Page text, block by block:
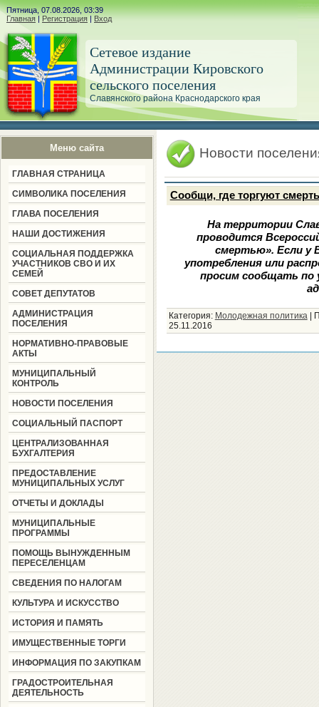
Пятница, 07.08.2026, 03:39
Главная | Регистрация | Вход
Сетевое издание
Администрации Кировского
сельского поселения
Славянского района Краснодарского края
Меню сайта
ГЛАВНАЯ СТРАНИЦА
СИМВОЛИКА ПОСЕЛЕНИЯ
ГЛАВА ПОСЕЛЕНИЯ
НАШИ ДОСТИЖЕНИЯ
СОЦИАЛЬНАЯ ПОДДЕРЖКА
УЧАСТНИКОВ СВО И ИХ
СЕМЕЙ
СОВЕТ ДЕПУТАТОВ
АДМИНИСТРАЦИЯ
ПОСЕЛЕНИЯ
НОРМАТИВНО-ПРАВОВЫЕ
АКТЫ
МУНИЦИПАЛЬНЫЙ
КОНТРОЛЬ
НОВОСТИ ПОСЕЛЕНИЯ
СОЦИАЛЬНЫЙ ПАСПОРТ
ЦЕНТРАЛИЗОВАННАЯ
БУХГАЛТЕРИЯ
ПРЕДОСТАВЛЕНИЕ
МУНИЦИПАЛЬНЫХ УСЛУГ
ОТЧЕТЫ И ДОКЛАДЫ
МУНИЦИПАЛЬНЫЕ
ПРОГРАММЫ
ПОМОЩЬ ВЫНУЖДЕННЫМ
ПЕРЕСЕЛЕНЦАМ
СВЕДЕНИЯ ПО НАЛОГАМ
КУЛЬТУРА И ИСКУССТВО
ИСТОРИЯ И ПАМЯТЬ
ИМУЩЕСТВЕННЫЕ ТОРГИ
ИНФОРМАЦИЯ ПО ЗАКУПКАМ
ГРАДОСТРОИТЕЛЬНАЯ
ДЕЯТЕЛЬНОСТЬ
Новости
Сообщи, где торгуют
На территории
проводится
смертью». Если у
употребления или
просим сообщать по
Категория: Молодежная политика
25.11.2016